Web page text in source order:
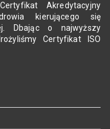
Akredytacyjny
kierującego się
Dbając o najwyższy
Certyfikat ISO